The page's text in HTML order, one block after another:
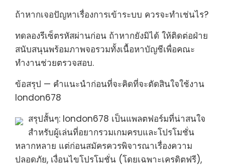
ถ้าหากเจอปัญหาเรื่องการเข้าระบบ ควรจะทำเช่นไร?
ทดลองรีเซ็ตรหัสผ่านก่อน ถ้าหากยังมิได้ ให้ติดต่อฝ่าย
สนับสนุนพร้อมภาพจอรวมทั้งเนื้อหาบัญชีเพื่อคณะ
ทำงานช่วยตรวจสอบ.
ข้อสรุป — คำแนะนำก่อนที่จะคิดที่จะตัดสินใจใช้งาน
london678
สรุปสั้นๆ: london678 เป็นแพลตฟอร์มที่น่าสนใจ
สำหรับผู้เล่นที่อยากรวมเกมครบและโปรโมชั่น
หลากหลาย แต่ก่อนสมัครควรพิจารณาเรื่องความ
ปลอดภัย, เงื่อนไขโปรโมชั่น (โดยเฉพาะเครดิตฟรี),